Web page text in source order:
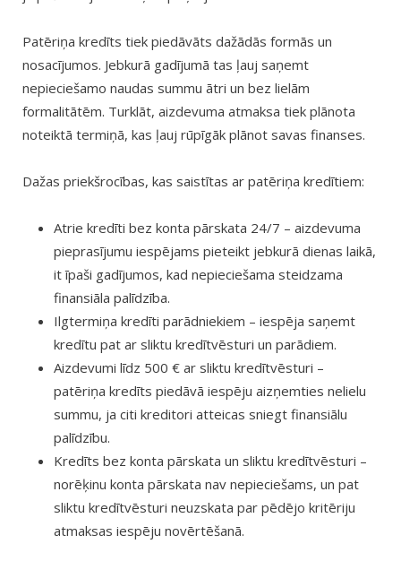
Patēriņa kredīts tiek piedāvāts dažādās formās un
nosacījumos. Jebkurā gadījumā tas ļauj saņemt
nepieciešamo naudas summu ātri un bez lielām
formalitātēm. Turklāt, aizdevuma atmaksa tiek plānota
noteiktā termiņā, kas ļauj rūpīgāk plānot savas finanses.
Dažas priekšrocības, kas saistītas ar patēriņa kredītiem:
Atrie kredīti bez konta pārskata 24/7 – aizdevuma
pieprasījumu iespējams pieteikt jebkurā dienas laikā,
it īpaši gadījumos, kad nepieciešama steidzama
finansiāla palīdzība.
Ilgtermiņa kredīti parādniekiem – iespēja saņemt
kredītu pat ar sliktu kredītvēsturi un parādiem.
Aizdevumi līdz 500 € ar sliktu kredītvēsturi –
patēriņa kredīts piedāvā iespēju aizņemties nelielu
summu, ja citi kreditori atteicas sniegt finansiālu
palīdzību.
Kredīts bez konta pārskata un sliktu kredītvēsturi –
norēķinu konta pārskata nav nepieciešams, un pat
sliktu kredītvēsturi neuzskata par pēdējo kritēriju
atmaksas iespēju novērtēšanā.